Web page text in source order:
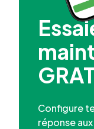
Configure
réponse